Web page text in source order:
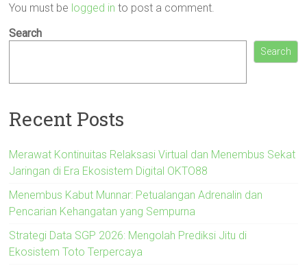
You must be logged in to post a comment.
Search
Search
Recent Posts
Merawat Kontinuitas Relaksasi Virtual dan Menembus Sekat
Jaringan di Era Ekosistem Digital OKTO88
Menembus Kabut Munnar: Petualangan Adrenalin dan
Pencarian Kehangatan yang Sempurna
Strategi Data SGP 2026: Mengolah Prediksi Jitu di
Ekosistem Toto Terpercaya